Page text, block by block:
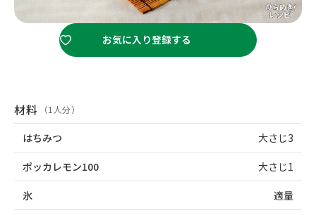
お気に入り登録する
材料 （1人分）
はちみつ 大さじ3
ポッカレモン100 大さじ1
氷 適量